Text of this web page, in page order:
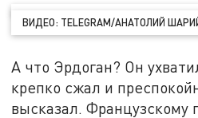
ВИДЕО: TELEGRAM/АНАТОЛИЙ
А что Эрдоган? Он
крепко сжал и
высказал. Французскому